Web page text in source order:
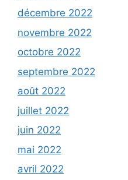
décembre 2022
novembre 2022
octobre 2022
septembre 2022
août 2022
juillet 2022
juin 2022
mai 2022
avril 2022